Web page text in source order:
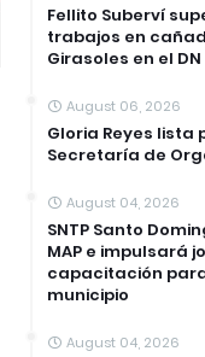
Fellito Suberví
trabajos en
Girasoles en el DN
August 06, 2026
Gloria Reyes lista
Secretaría de
August 04, 2026
SNTP Santo
MAP e impulsará
capacitación
municipio
August 04, 2026